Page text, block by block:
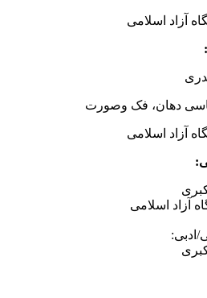
آزاد اسلامی
دهان، فک وصورت
آزاد اسلامی
آزاد اسلامی
ادبی: